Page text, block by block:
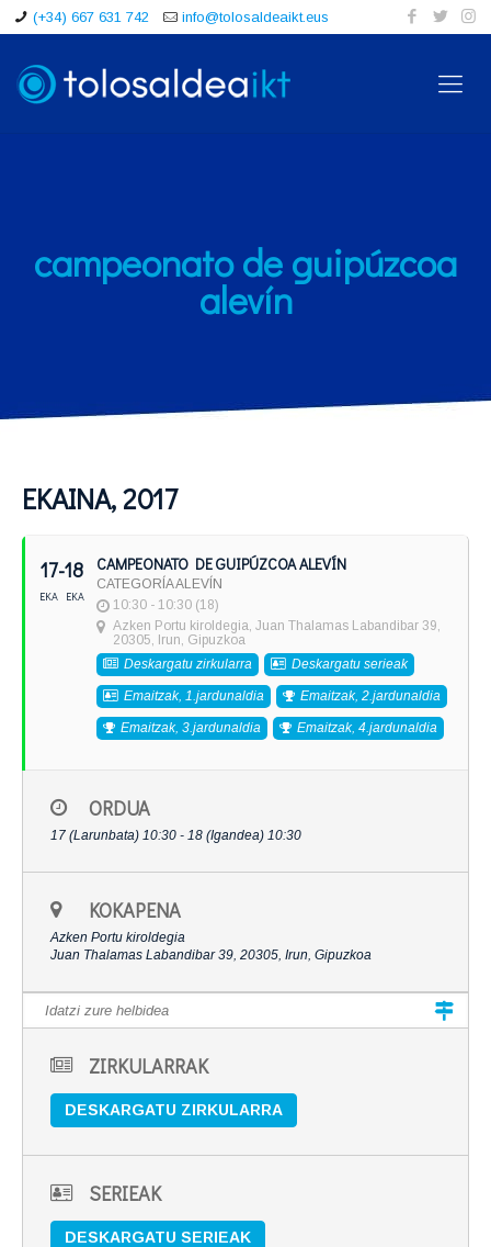
(+34) 667 631 742 info@tolosaldeaikt.eus
campeonato de guipúzcoa
alevín
EKAINA, 2017
17
EKA
- 18
EKA
CAMPEONATO DE GUIPÚZCOA ALEVÍN
CATEGORÍA ALEVÍN
10:30 - 10:30 (18)
Azken Portu kiroldegia, Juan Thalamas Labandibar 39,
20305, Irun, Gipuzkoa
Deskargatu zirkularra
Deskargatu serieak
Emaitzak, 1.jardunaldia Emaitzak, 2.jardunaldia
Emaitzak, 3.jardunaldia Emaitzak, 4.jardunaldia
ORDUA
17 (Larunbata) 10:30 - 18 (Igandea) 10:30
KOKAPENA
Azken Portu kiroldegia
Juan Thalamas Labandibar 39, 20305, Irun, Gipuzkoa
ZIRKULARRAK
DESKARGATU ZIRKULARRA
SERIEAK
DESKARGATU SERIEAK